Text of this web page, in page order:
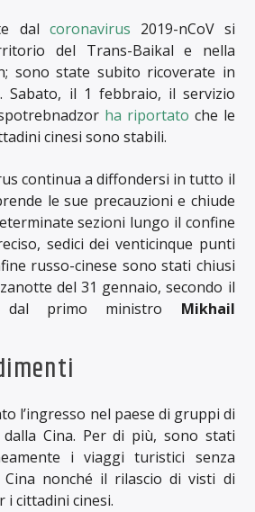
dal coronavirus 2019-nCoV si
del Trans-Baikal e nella
sono state subito ricoverate in
Sabato, il 1 febbraio, il servizio
ha riportato che le
cinesi sono stabili.
continua a diffondersi in tutto il
le sue precauzioni e chiude
sezioni lungo il confine
sedici dei venticinque punti
russo-cinese sono stati chiusi
del 31 gennaio, secondo il
dal primo ministro Mikhail
l’ingresso nel paese di gruppi di
Cina. Per di più, sono stati
i viaggi turistici senza
Cina nonché il rilascio di visti di
i cittadini cinesi.